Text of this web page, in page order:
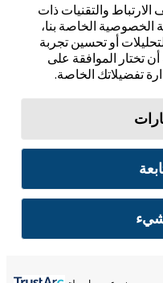
والتقنيات ذات
الخاصة بنا،
أو تحسين تجربة
تختار الموافقة على
تفضيلاتك الخاصة.